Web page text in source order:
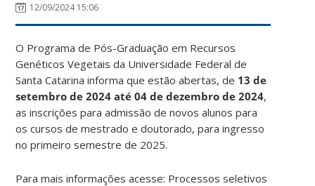
12/09/2024 15:06
O Programa de Pós-Graduação em Recursos
Genéticos Vegetais da Universidade Federal de
Santa Catarina informa que estão abertas, de 13 de
setembro de 2024 até 04 de dezembro de 2024,
as inscrições para admissão de novos alunos para
os cursos de mestrado e doutorado, para ingresso
no primeiro semestre de 2025.
Para mais informações acesse: Processos seletivos